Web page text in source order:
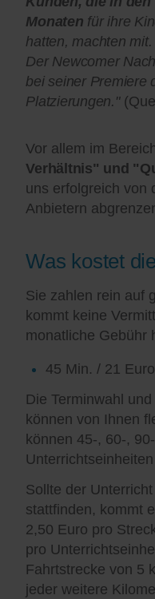
Monaten für ihre
hatten, machten mit.
Der Newcomer
bei seiner Premiere
Platzierungen."
Vor allem im
Verhältnis" und
uns erfolgreich von
Anbietern
Was kostet
Sie zahlen rein auf
kommt keine
monatliche Gebühr
45 Min. / 21
Die Terminwahl
können von Ihnen
können 45-, 60-,
Sollte der
stattfinden, kommt
2,50 Euro pro
pro
Fahrtstrecke von 5
jeder weitere